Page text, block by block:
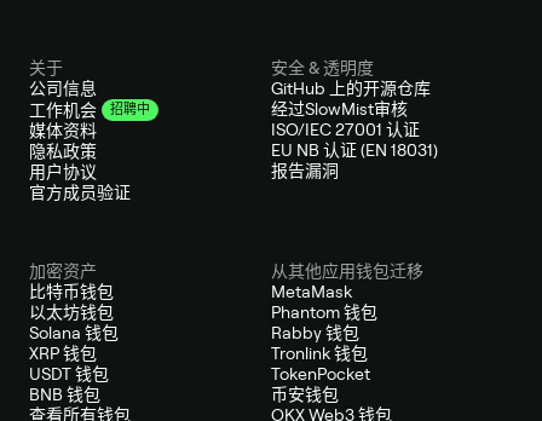
关于
公司信息
工作机会
招聘中
媒体资料
隐私政策
用户协议
官方成员验证
安全 & 透明度
GitHub 上的开源仓库
经过SlowMist审核
ISO/IEC 27001 认证
EU NB 认证 (EN 18031)
报告漏洞
加密资产
比特币钱包
以太坊钱包
Solana 钱包
XRP 钱包
USDT 钱包
BNB 钱包
查看所有钱包
从其他应用钱包迁移
MetaMask
Phantom 钱包
Rabby 钱包
Tronlink 钱包
TokenPocket
币安钱包
OKX Web3 钱包